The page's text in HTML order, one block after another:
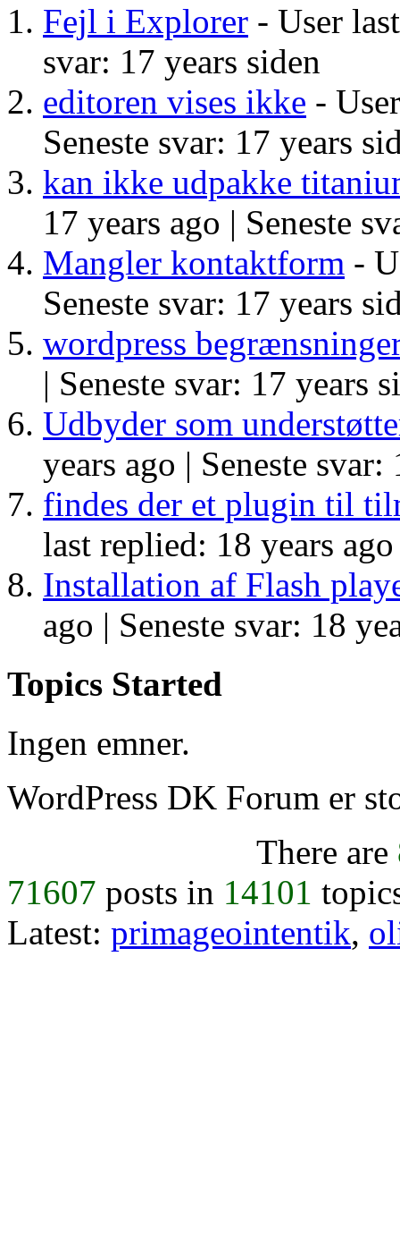
Fejl i Explorer - User
svar: 17 years siden
editoren vises ikke -
Seneste svar: 17 years
kan ikke udpakke
17 years ago | Seneste
Mangler kontaktform -
Seneste svar: 17 years
wordpress
| Seneste svar: 17 years
Udbyder som
years ago | Seneste svar:
findes der et plugin til
last replied: 18 years
Installation af Flash
ago | Seneste svar: 18
Topics Started
Ingen emner.
WordPress DK Forum er
There are
71607 posts in 14101
Latest: primageointentik,